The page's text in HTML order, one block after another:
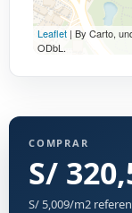
Leaflet | By Carto,
ODbL.
COMPRAR
S/
S/ 5,009/m2